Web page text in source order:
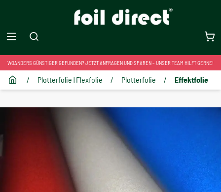
WOANDERS GÜNSTIGER GEFUNDEN? JETZT ANFRAGEN UND SPAREN – UNSER TEAM HILFT GERNE!
/ Plotterfolie | Flexfolie / Plotterfolie / Effektfolie